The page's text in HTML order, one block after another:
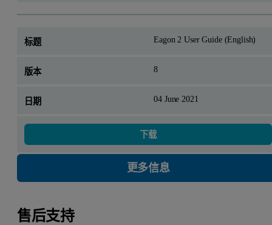
Eagon 2 User Guide (English)
8
04 June 2021
下载
更多信息
售后支持